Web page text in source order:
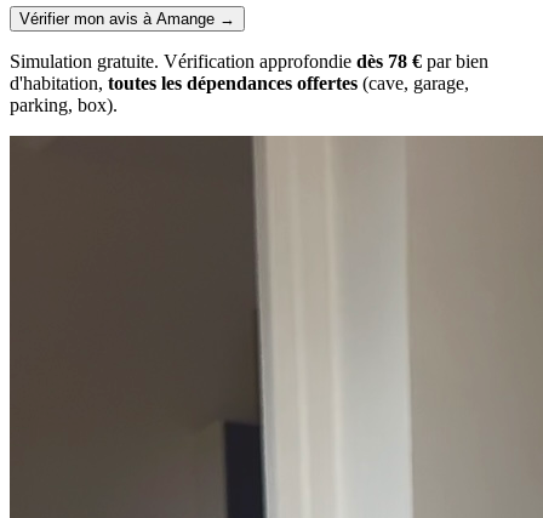
Vérifier mon avis à Amange →
Simulation gratuite. Vérification approfondie dès 78 € par bien
d'habitation, toutes les dépendances offertes (cave, garage,
parking, box).